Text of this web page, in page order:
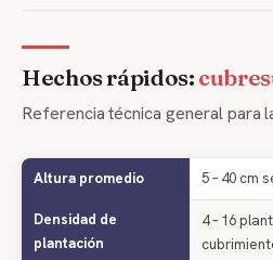
Hechos rápidos:
Referencia técnica general para
Altura promedio 5 – 40 cm
Densidad de
plantación
4 – 16